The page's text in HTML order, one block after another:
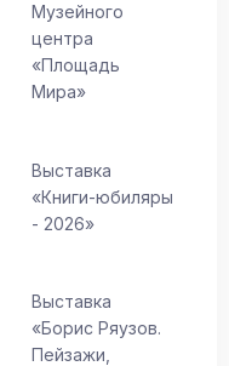
Музейного
центра
«Площадь
Мира»
Выставка
«Книги-юбиляры
- 2026»
Выставка
«Борис Ряузов.
Пейзажи,